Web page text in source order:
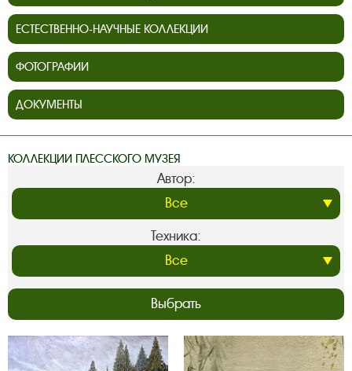
ЕСТЕСТВЕННО-НАУЧНЫЕ КОЛЛЕКЦИИ
ФОТОГРАФИИ
ДОКУМЕНТЫ
КОЛЛЕКЦИИ ПЛЕССКОГО МУЗЕЯ
Автор:
Техника:
Выбрать